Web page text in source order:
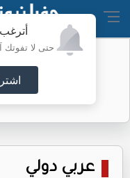
حتى لا تفوتك
عربي دولي